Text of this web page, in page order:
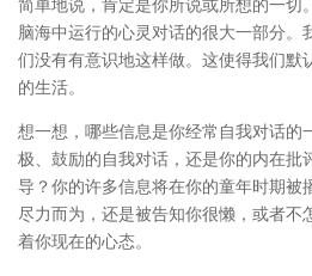
简单地说，肯定是你所说或所想的一切
脑海中运行的心灵对话的很大一部分。
们没有有意识地这样做。这使得我们默
的生活。
想一想，哪些信息是你经常自我对话的
极、鼓励的自我对话，还是你的内在批
导？你的许多信息将在你的童年时期被
尽力而为，还是被告知你很懒，或者不
着你现在的心态。